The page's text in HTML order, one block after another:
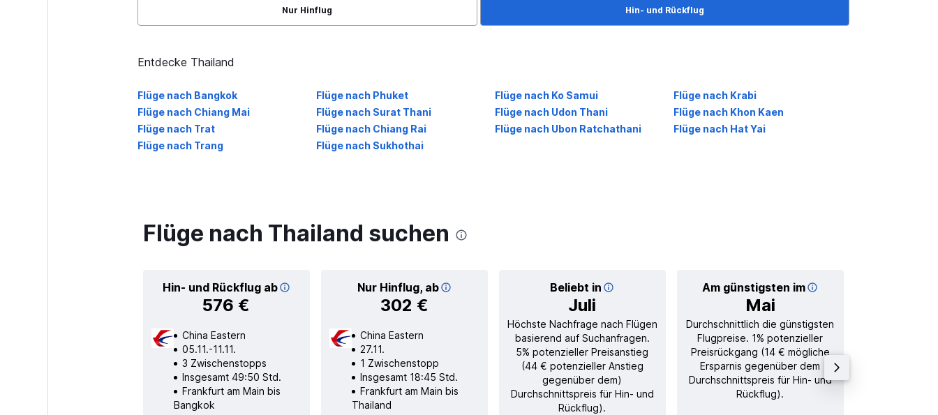
Nur Hinflug Hin- und Rückflug
Entdecke Thailand
Flüge nach Bangkok Flüge nach Phuket Flüge nach Ko Samui
Flüge nach Krabi
Flüge nach Chiang Mai
Flüge nach Surat Thani Flüge nach Udon Thani
Flüge nach Khon Kaen
Flüge nach Trat
Flüge nach Chiang Rai Flüge nach Ubon Ratchathani
Flüge nach Hat Yai
Flüge nach Trang
Flüge nach Sukhothai
Flüge nach Thailand suchen
Hin- und Rückflug ab
576 €
Nur Hinflug, ab
302 €
Beliebt in
Juli
Am günstigsten im
Mai
China Eastern
05.11.-11.11.
3 Zwischenstopps
Insgesamt 49:50 Std.
Frankfurt am Main bis
Bangkok
China Eastern
27.11.
1 Zwischenstopp
Insgesamt 18:45 Std.
Frankfurt am Main bis
Thailand
Höchste Nachfrage nach Flügen
basierend auf Suchanfragen.
5% potenzieller Preisanstieg
(44 € potenzieller Anstieg
gegenüber dem)
Durchschnittspreis für Hin- und
Rückflug).
Durchschnittlich die günstigsten
Flugpreise. 1% potenzieller
Preisrückgang (14 € mögliche
Ersparnis gegenüber dem
Durchschnittspreis für Hin- und
Rückflug).